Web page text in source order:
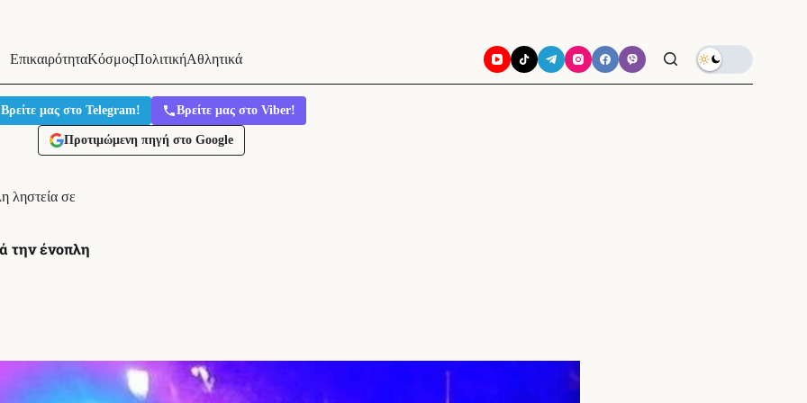
ΕπικαιρότηταΚόσμοςΠολιτικήΑθλητικά
Βρείτε μας στο Telegram! Βρείτε μας στο Viber!
Προτιμώμενη πηγή στο Google
ληστεία σε
την ένοπλη